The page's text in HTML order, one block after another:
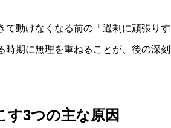
て動けなくなる前の「過剰に頑張り
時期に無理を重ねることが、後の深
す3つの主な原因